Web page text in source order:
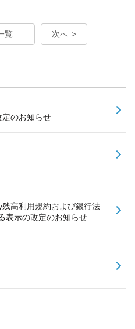
覧 次へ
のお知らせ
残高利用規約および銀行法
表示の改定のお知らせ